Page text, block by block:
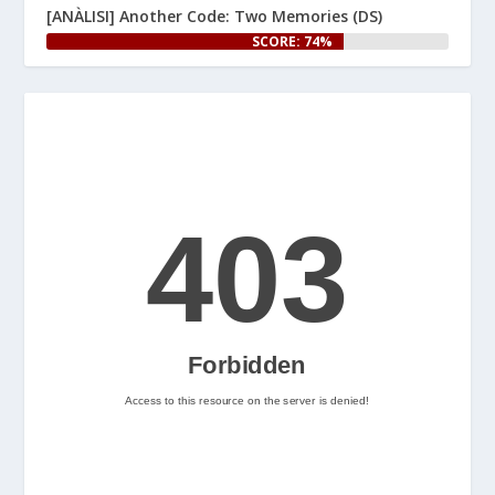
👉
www.nintenhype.cat/2026/06/25/
e...
2
Nintenhype.Cat @nintenhype.cat
📅 Ja tenim aquí els
[ANÀLISI] Another Code: Two Memories (DS)
SCORE: 74%